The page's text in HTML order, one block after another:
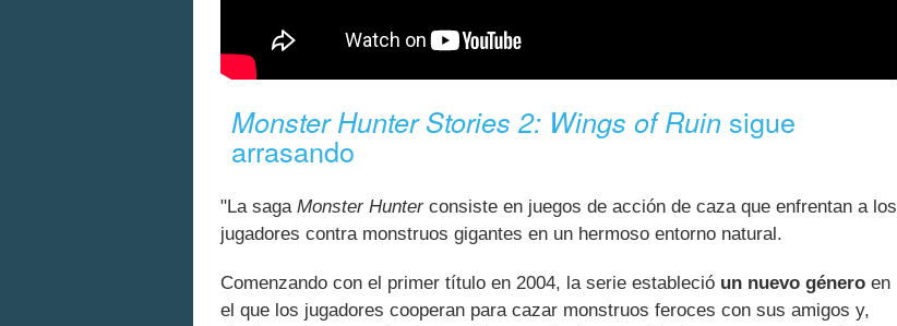
Monster Hunter Stories 2: Wings of Ruin sigue
arrasando
"La saga Monster Hunterconsiste en juegos de acción de caza que enfrentan a los
jugadores contra monstruos gigantes en un hermoso entorno natural.
Comenzando con el primer título en 2004, la serie estableció un nuevo género en
el que los jugadores cooperan para cazar monstruos feroces con sus amigos y,